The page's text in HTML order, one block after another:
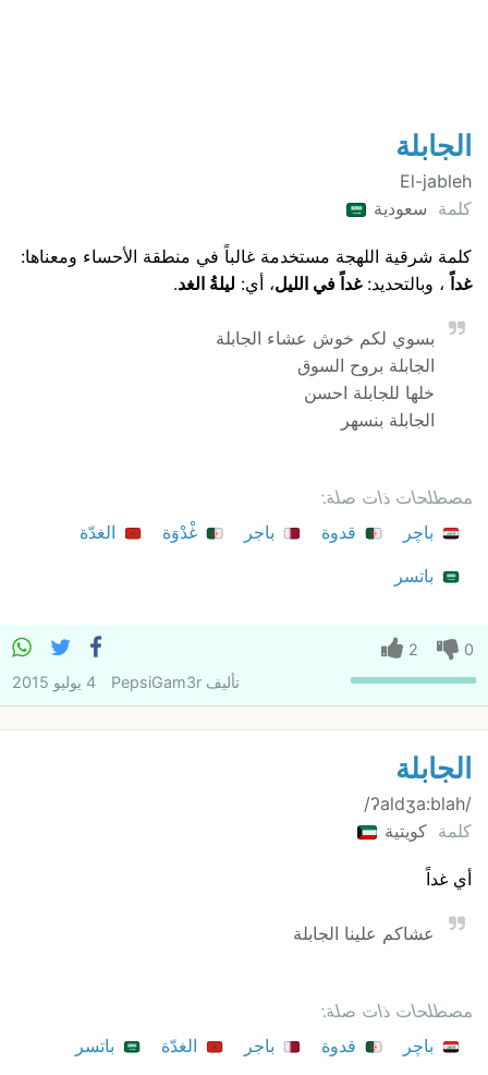
الجابلة
El-jableh
كلمة سعودية
كلمة شرقية اللهجة مستخدمة غالباً في منطقة الأحساء ومعناها:
غداً، وبالتحديد:غداً في الليل، أي: ليلةُ الغد.
بسوي لكم خوش عشاء الجابلة
الجابلة بروح السوق
خلها للجابلة احسن
الجابلة بنسهر
مصطلحات ذات صلة:
باچر
قدوة باجر غْدْوَة
الغدّة
باتسر
0
2
تأليفPepsiGam3r 4 يوليو 2015
الجابلة
/ʔaldʒa:blah/
كلمة كويتية
أي غداً
عشاكم علينا الجابلة
مصطلحات ذات صلة:
باچر
قدوة باجر الغدّة
باتسر